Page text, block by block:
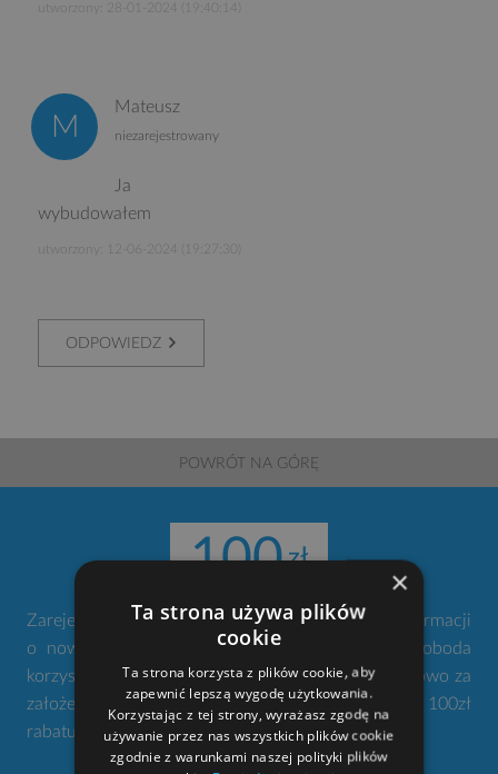
utworzony: 28-01-2024 (19:40:14)
Mateusz
niezarejestrowany
Ja
wybudowałem
utworzony: 12-06-2024 (19:27:30)
ODPOWIEDZ
POWRÓT NA GÓRĘ
100
Zarejestruj się w naszym serwisie. Nie przegap informacji
o nowościach i promocjach. Twoje konto to swoboda
korzystania z narzędzi gdziekolwiek jesteś. Dodatkowo za
założenie konta otrzymujesz od nas w prezencie 100zł
rabatu na zakup projektu domu.
×
Ta strona używa plików
cookie
Ta strona korzysta z plików cookie, aby
zapewnić lepszą wygodę użytkowania.
Korzystając z tej strony, wyrażasz zgodę na
używanie przez nas wszystkich plików cookie
zgodnie z warunkami naszej polityki plików